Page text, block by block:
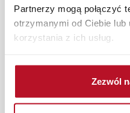
Partnerzy mogą połączyć
otrzymanymi od Ciebie
korzystania z ich usług.
Zezwól
W każdym z salonów
aranżacji mebli, a nasi
przygotują kompleksową
pomieszczenia wraz z
roboczych na terenie